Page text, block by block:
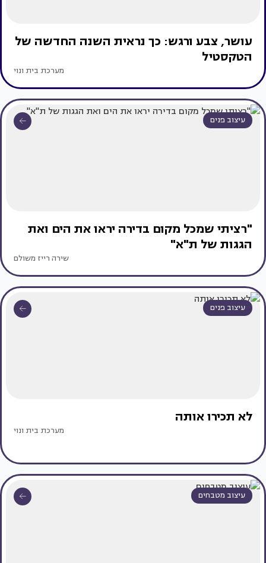
עושר, צבע ורגש: כך נראית השנה החדשה של
הטקסטיל
מערכת בית ונוי
עיצוב פנים
"רציתי שמכל מקום בדירה יראו את הים ואת
הגגות של ת"א"
שירה רייז משולם
עיצוב פנים
לא תכירו אותה
מערכת בית ונוי
עיצוב מטבחים